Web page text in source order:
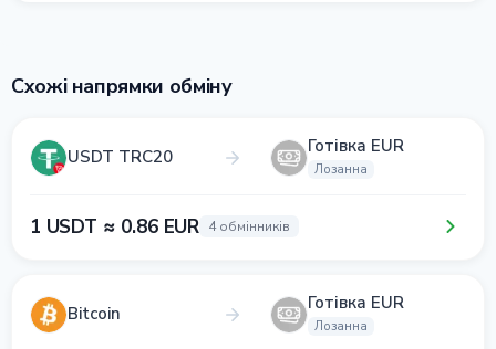
Схожі напрямки обміну
USDT TRC20 Готівка EUR
Лозанна
1 USDT ≈ 0.86 EUR 4 обмінників
Bitcoin Готівка EUR
Лозанна